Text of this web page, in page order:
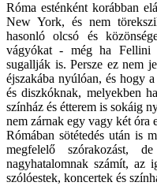
Róma esténként korábban
New York, és nem
hasonló olcsó és
vágyókat - még ha Fellini
sugallják is. Persze ez nem
éjszakába nyúlóan, és hogy
és diszkóknak, melyekben
színház és étterem is sokáig
nem zárnak egy vagy két óra
Rómában sötétedés után is
megfelelő szórakozást,
nagyhatalomnak számít, az
szólóestek, koncertek és